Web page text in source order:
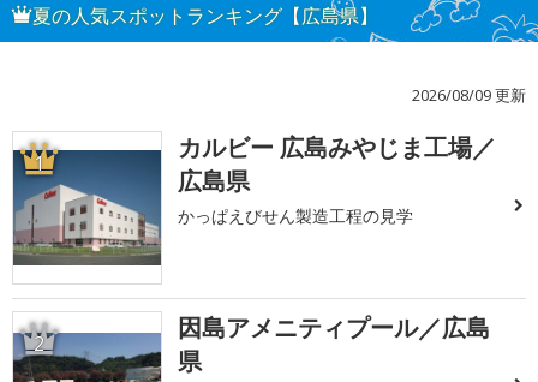
夏の人気スポットランキング【広島県】
2026/08/09 更新
1
カルビー 広島みやじま工場／
広島県
かっぱえびせん製造工程の見学
2
因島アメニティプール／広島
県